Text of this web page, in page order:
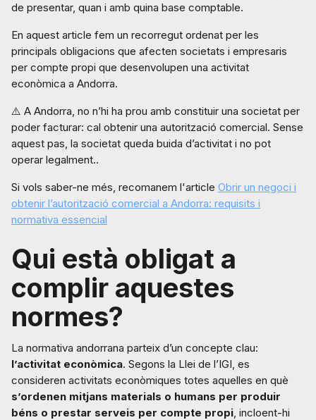
de presentar, quan i amb quina base comptable.
En aquest article fem un recorregut ordenat per les
principals obligacions que afecten societats i empresaris
per compte propi que desenvolupen una activitat
econòmica a Andorra.
⚠️ A Andorra, no n’hi ha prou amb constituir una societat per
poder facturar: cal obtenir una autorització comercial. Sense
aquest pas, la societat queda buida d’activitat i no pot
operar legalment..
Si vols saber-ne més, recomanem l'article Obrir un negoci i
obtenir l’autorització comercial a Andorra: requisits i
normativa essencial
Qui està obligat a
complir aquestes
normes?
La normativa andorrana parteix d’un concepte clau:
l’activitat econòmica. Segons la Llei de l’IGI, es
consideren activitats econòmiques totes aquelles en què
s’ordenen mitjans materials o humans per produir
béns o prestar serveis per compte propi, incloent-hi